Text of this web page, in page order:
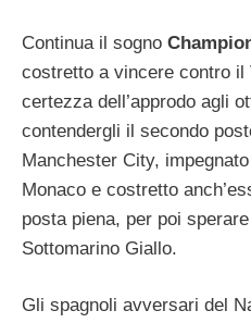
Continua il sogno
costretto a vincere contro il
certezza dell’approdo agli
contendergli il secondo
Manchester City,
Monaco e costretto
posta piena, per poi
Sottomarino Giallo.
Gli spagnoli avversari del